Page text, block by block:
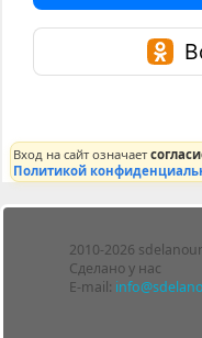
Вход на сайт означает
Политикой
2010-2026
Сделано у нас
E-mail:
Блоги
Люди
Политика